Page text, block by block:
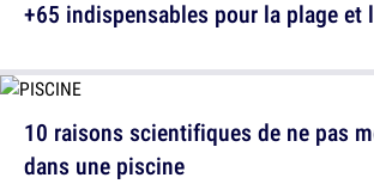
10 raisons scientifiques de ne pas
dans une piscine
+65 indispensables pour la plage et